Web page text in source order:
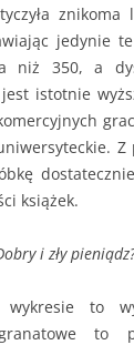
znikoma
jedynie
niż 350, a
istotnie
książek.
i zły
to
to